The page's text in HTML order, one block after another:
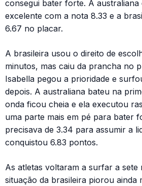
consegui bater forte. A
excelente com a nota 8.33 e a
6.67 no placar.
A brasileira usou o direito de
minutos, mas caiu da prancha no
Isabella pegou a prioridade e
depois. A australiana bateu na
onda ficou cheia e ela executou
uma parte mais em pé para bater
precisava de 3.34 para assumir a
conquistou 6.83 pontos.
As atletas voltaram a surfar a sete
situação da brasileira piorou ainda